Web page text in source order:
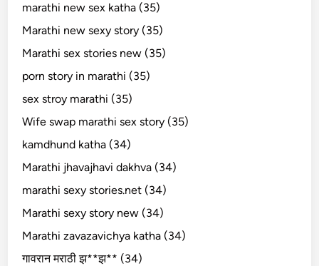
marathi new sex katha (35)
Marathi new sexy story (35)
Marathi sex stories new (35)
porn story in marathi (35)
sex stroy marathi (35)
Wife swap marathi sex story (35)
kamdhund katha (34)
Marathi jhavajhavi dakhva (34)
marathi sexy stories.net (34)
Marathi sexy story new (34)
Marathi zavazavichya katha (34)
गावरान मराठी झ**झ** (34)